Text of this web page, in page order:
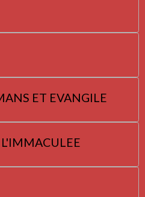
ET EVANGILE